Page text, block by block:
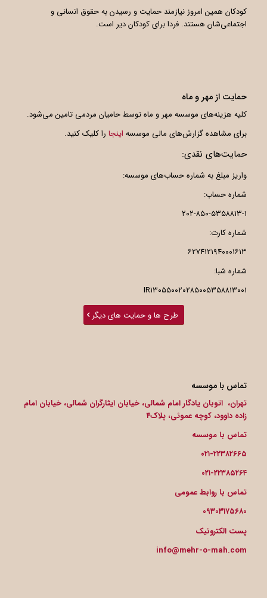
کودکان همین امروز نیازمند حمایت و رسیدن به حقوق انسانی و
اجتماعی‌شان هستند. فردا برای کودکان دیر است.
حمایت از مهر و ماه
کلیه هزینه‌های موسسه مهر و ماه توسط حامیان مردمی تامین می‌شود.
برای مشاهده گزارش‌های مالی موسسه اینجارا کلیک کنید.
حمایت‌های نقدی:
واریز مبلغ به شماره حساب‌های موسسه:
شماره حساب:
۲۰۲-۸۵۰-۵۳۵۸۸۱۳-۱
شماره کارت:
۶۲۷۴۱۲۱۹۴۰۰۰۱۶۱۳
شماره شبا:
IR۱۳۰۵۵۰۰۲۰۲۸۵۰۰۵۳۵۸۸۱۳۰۰۱
طرح ها و حمایت های دیگر
تماس با موسسه
تهران، اتوبان یادگار امام شمالی، خیابان ایثارگران شمالی، خیابان امام
زاده داوود، کوچه عموئی، پلاک۴
تماس با موسسه
۰۲۱-۲۲۳۸۲۶۶۵
۰۲۱-۲۲۳۸۵۲۶۴
تماس با روابط عمومی
۰۹۳۰۳۱۷۵۶۸۰
پست الکترونیک
info@mehr-o-mah.com